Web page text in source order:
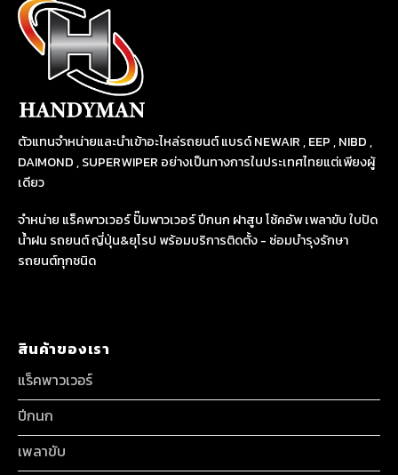
ตัวแทนจำหน่ายและนำเข้าอะไหล่รถยนต์ แบรด์ NEWAIR , EEP , NIBD ,
DAIMOND , SUPERWIPER อย่างเป็นทางการในประเทศไทยแต่เพียงผู้
เดียว
จำหน่าย แร็คพาวเวอร์ ปั๊มพาวเวอร์ ปีกนก ฝาสูบ โช้คอัพ เพลาขับ ใบปัด
น้ำฝน รถยนต์ ญี่ปุ่น&ยุโรป พร้อมบริการติดตั้ง - ซ่อมบำรุงรักษา
รถยนต์ทุกชนิด
สินค้าของเรา
แร็คพาวเวอร์
ปีกนก
เพลาขับ